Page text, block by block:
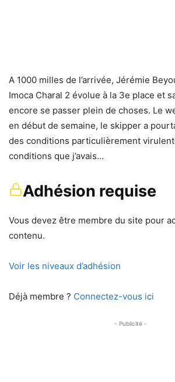
A 1000 milles de l’arrivée, Jérémie
Imoca Charal 2 évolue à la 3e place et
encore se passer plein de choses. Le
en début de semaine, le skipper a
des conditions particulièrement
conditions que j’avais…
Adhésion requise
Vous devez être membre du site pour
contenu.
Voir les niveaux d’adhésion
Déjà membre ? Connectez-vous ici
- Publicité -